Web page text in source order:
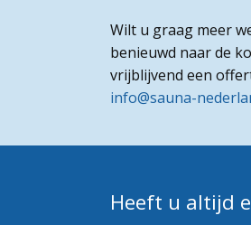
Wilt u graag meer
benieuwd naar de
vrijblijvend een
info@sauna-
Heeft u altijd